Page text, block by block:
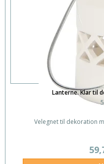
Lanterne. Klar til
Velegnet til dekoration